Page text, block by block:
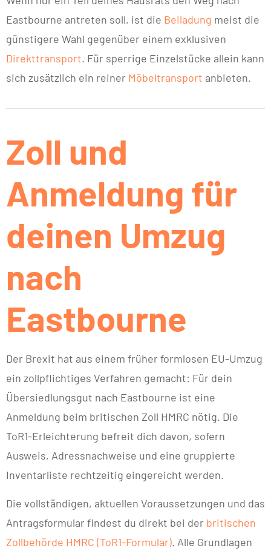
Eastbourne antreten soll, ist die Beiladung meist die
günstigere Wahl gegenüber einem exklusiven
Direkttransport. Für sperrige Einzelstücke allein kann
sich zusätzlich ein reiner Möbeltransport anbieten.
Zoll und
Anmeldung für
deinen Umzug
nach
Eastbourne
Der Brexit hat aus einem früher formlosen EU-Umzug
ein zollpflichtiges Verfahren gemacht: Für dein
Übersiedlungsgut nach Eastbourne ist eine
Anmeldung beim britischen Zoll HMRC nötig. Die
ToR1-Erleichterung befreit dich davon, sofern
Ausweis, Adressnachweise und eine gruppierte
Inventarliste rechtzeitig eingereicht werden.
Die vollständigen, aktuellen Voraussetzungen und das
Antragsformular findest du direkt bei der britischen
Zollbehörde HMRC (ToR1-Formular). Alle Grundlagen